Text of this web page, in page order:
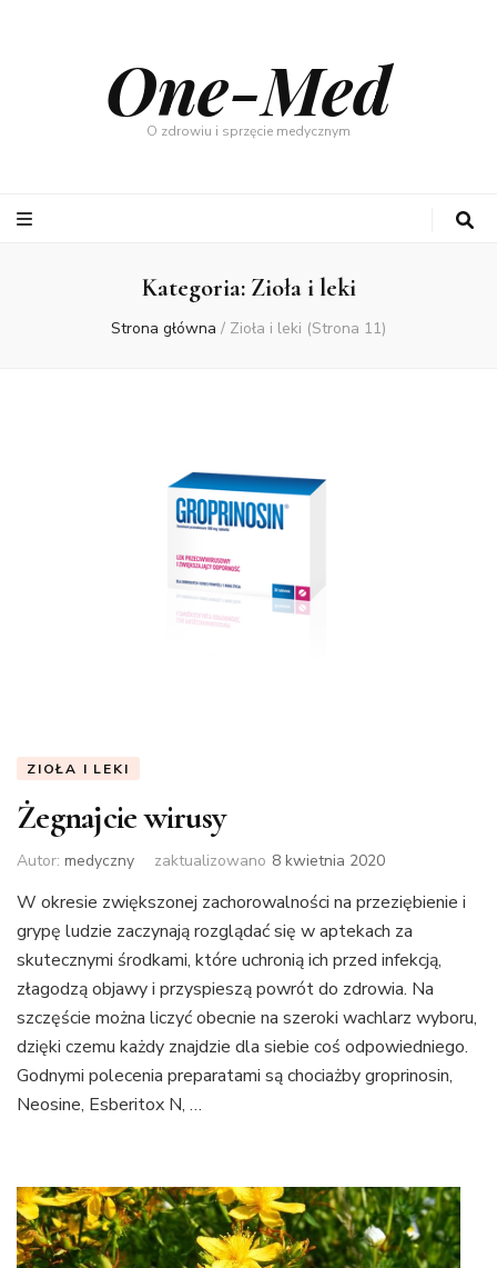
One-Med
O zdrowiu i sprzęcie medycznym
Kategoria: Zioła i leki
Strona główna / Zioła i leki (Strona 11)
ZIOŁA I LEKI
Żegnajcie wirusy
Autor: medyczny zaktualizowano 8 kwietnia 2020
W okresie zwiększonej zachorowalności na przeziębienie i
grypę ludzie zaczynają rozglądać się w aptekach za
skutecznymi środkami, które uchronią ich przed infekcją,
złagodzą objawy i przyspieszą powrót do zdrowia. Na
szczęście można liczyć obecnie na szeroki wachlarz wyboru,
dzięki czemu każdy znajdzie dla siebie coś odpowiedniego.
Godnymi polecenia preparatami są chociażby groprinosin,
Neosine, Esberitox N, …